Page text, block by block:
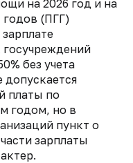
на 2026 год и на
годов (ПГГ)
без учета
платы по
годом, но в
пункт о
зарплаты